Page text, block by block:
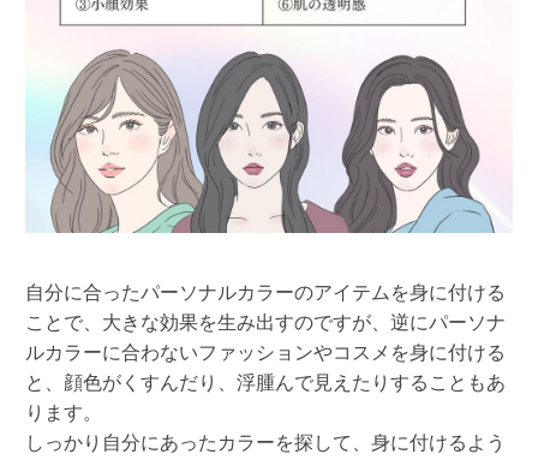
自分に合ったパーソナルカラーのアイテムを身に付ける
ことで、大きな効果を生み出すのですが、逆にパーソナ
ルカラーに合わないファッションやコスメを身に付ける
と、顔色がくすんだり、浮腫んで見えたりすることもあ
ります。
しっかり自分にあったカラーを探して、身に付けるよう